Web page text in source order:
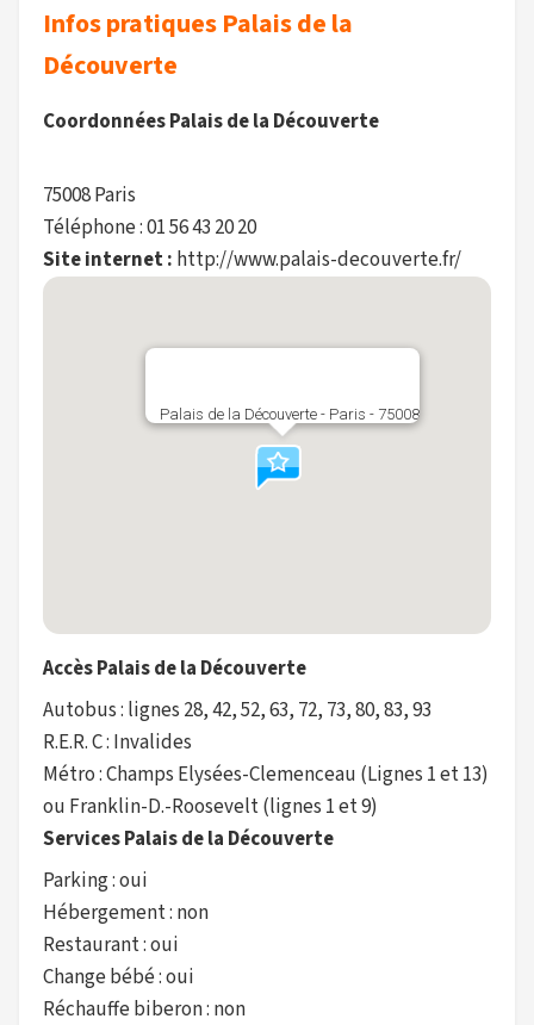
Infos pratiques Palais de la
Découverte
Coordonnées Palais de la Découverte
75008 Paris
Téléphone : 01 56 43 20 20
Site internet : http://www.palais-decouverte.fr/
Palais de la Découverte - Paris - 75008
Accès Palais de la Découverte
Autobus : lignes 28, 42, 52, 63, 72, 73, 80, 83, 93
R.E.R. C : Invalides
Métro : Champs Elysées-Clemenceau (Lignes 1 et 13)
ou Franklin-D.-Roosevelt (lignes 1 et 9)
Services Palais de la Découverte
Parking : oui
Hébergement : non
Restaurant : oui
Change bébé : oui
Réchauffe biberon : non